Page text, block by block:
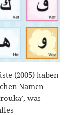
(2005) haben
Namen
was